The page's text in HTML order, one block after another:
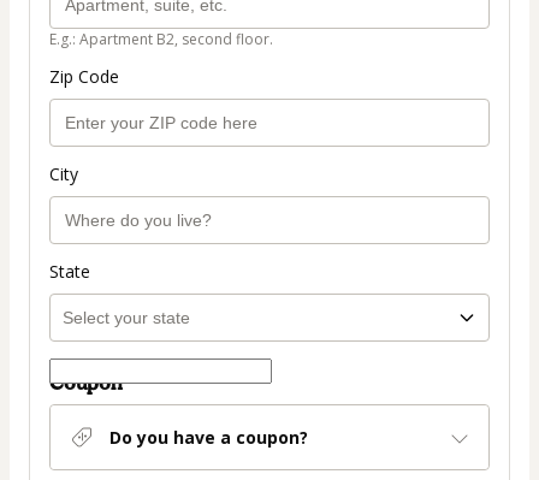
E.g.: Apartment B2, second floor.
Zip Code
City
State
Coupon
Do you have a coupon?